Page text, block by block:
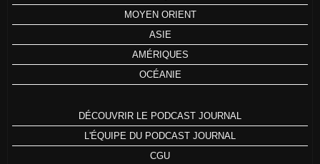
MOYEN ORIENT
ASIE
AMÉRIQUES
OCÉANIE
DÉCOUVRIR LE PODCAST JOURNAL
L'ÉQUIPE DU PODCAST JOURNAL
CGU